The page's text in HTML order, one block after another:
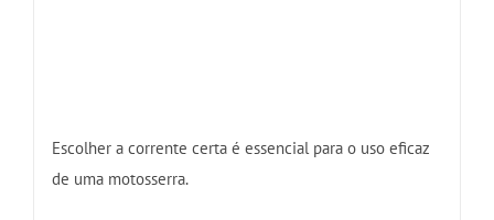
Escolher a corrente certa é essencial para o uso eficaz
de uma motosserra.